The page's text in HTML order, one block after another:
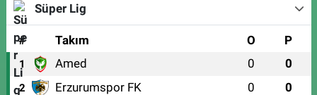
Süper Lig
# Takım O P
1 Amed 0 0
2 Erzurumspor FK 0 0